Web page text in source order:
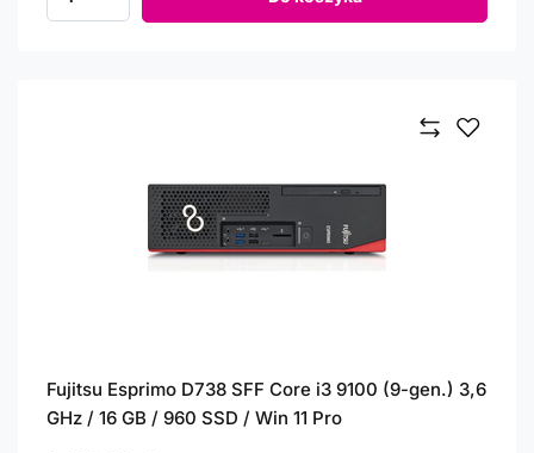
Ilość produktów
Fujitsu Esprimo D738 SFF Core i3 9100 (9-gen.) 3,6
GHz / 16 GB / 960 SSD / Win 11 Pro